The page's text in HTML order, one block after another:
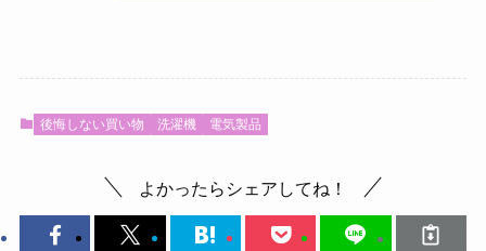
後悔しない買い物 洗濯機 電気製品
よかったらシェアしてね！